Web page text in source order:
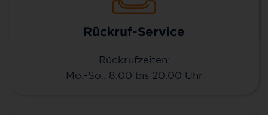
Rückruf-Service
Rückrufzeiten:
Mo.-So.: 8.00 bis 20.00 Uhr